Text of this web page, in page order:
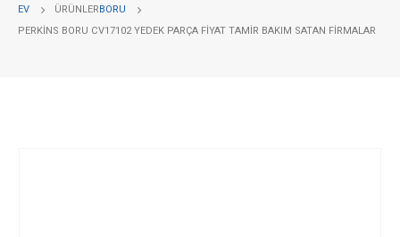
EV ÜRÜNLERBORU
PERKINS BORU CV17102 YEDEK PARÇA FIYAT TAMIR BAKIM SATAN FIRMALAR